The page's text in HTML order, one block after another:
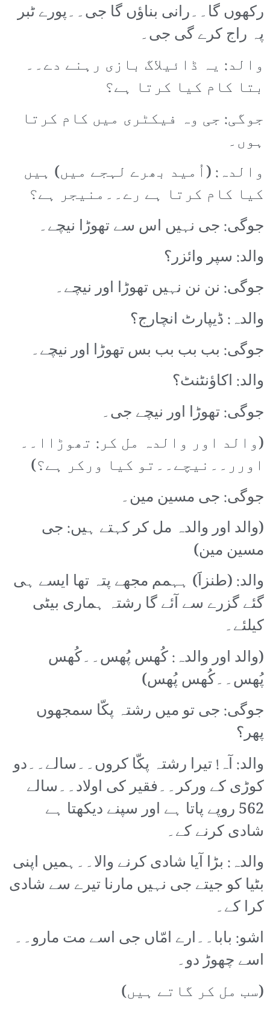
رکھوں گا۔۔رانی بناؤں گا جی۔۔پورے ٹبر
پہ راج کرے گی جی۔
والد: یہ ڈائیلاگ بازی رہنے دے۔۔
بتا کام کیا کرتا ہے؟
جوگی: جی وہ فیکٹری میں کام کرتا
ہوں۔
والدہ: (اُمید بھرے لہجے میں) ہیں
کیا کام کرتا ہے رے۔۔منیجر ہے؟
جوگی: جی نہیں اس سے تھوڑا نیچے۔
والد: سپر وائزر؟
جوگی: نن نن نہیں تھوڑا اور نیچے۔
والدہ: ڈیپارٹ انچارج؟
جوگی: بب بب بب بس تھوڑا اور نیچے۔
والد: اکاؤنٹنٹ؟
جوگی: تھوڑا اور نیچے جی۔
(والد اور والدہ مل کر: تھوڑاا۔۔
اورر۔۔نیچے۔۔تو کیا ورکر ہے؟)
جوگی: جی مسین مین۔
(والد اور والدہ مل کر کہتے ہیں: جی
مسین مین)
والد: (طنزاََ) ہہمم مجھے پتہ تھا ایسے ہی
گئے گزرے سے آئے گا رشتہ ہماری بیٹی
کیلئے۔
(والد اور والدہ: کُھس پُھس۔۔کُھس
پُھس۔۔کُھس پُھس)
جوگی: جی تو میں رشتہ پکّا سمجھوں
پھر؟
والد: آہ! تیرا رشتہ پکّا کروں۔۔سالے۔۔دو
کوڑی کے ورکر۔۔فقیر کی اولاد۔۔سالے
562 روپے پاتا ہے اور سپنے دیکھتا ہے
شادی کرنے کے۔
والدہ: بڑا آیا شادی کرنے والا۔۔ہمیں اپنی
بٹیا کو جیتے جی نہیں مارنا تیرے سے شادی
کرا کے۔
اشو: بابا۔۔ارے امّاں جی اسے مت مارو۔۔
اسے چھوڑ دو۔
(سب مل کر گاتے ہیں)